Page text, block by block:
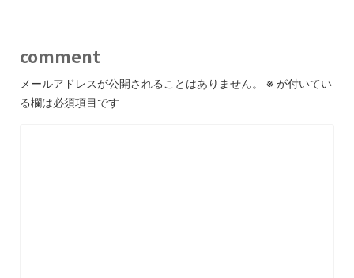
comment
メールアドレスが公開されることはありません。 ※ が付いてい
る欄は必須項目です